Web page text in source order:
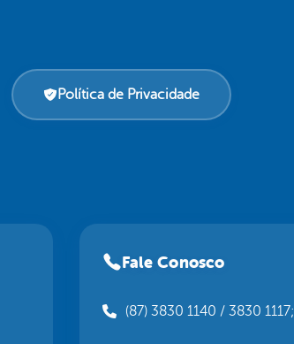
Política de Privacidade
Fale Conosco
(87) 3830 1140 / 3830 1117;